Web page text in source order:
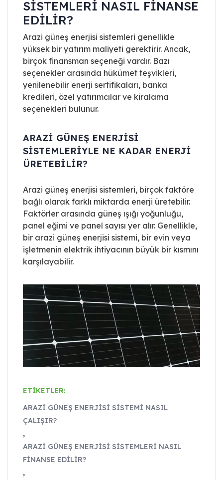
SISTEMLERI NASIL FINANSE
EDILIR?
Arazi güneş enerjisi sistemleri genellikle
yüksek bir yatırım maliyeti gerektirir. Ancak,
birçok finansman seçeneği vardır. Bazı
seçenekler arasında hükümet teşvikleri,
yenilenebilir enerji sertifikaları, banka
kredileri, özel yatırımcılar ve kiralama
seçenekleri bulunur.
ARAZI GÜNEŞ ENERJISI
SISTEMLERIYLE NE KADAR ENERJI
ÜRETEBILIR?
Arazi güneş enerjisi sistemleri, birçok faktöre
bağlı olarak farklı miktarda enerji üretebilir.
Faktörler arasında güneş ışığı yoğunluğu,
panel eğimi ve panel sayısı yer alır. Genellikle,
bir arazi güneş enerjisi sistemi, bir evin veya
işletmenin elektrik ihtiyacının büyük bir kısmını
karşılayabilir.
ETIKETLER:
ARAZI GÜNEŞ ENERJISI SISTEMI NASIL
ÇALIŞIR?
,
ARAZI GÜNEŞ ENERJISI SISTEMLERI NASIL
FINANSE EDILIR?
,